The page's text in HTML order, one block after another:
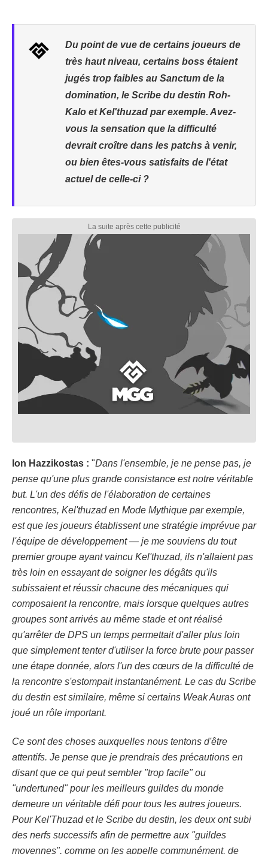
Du point de vue de certains joueurs de
très haut niveau, certains boss étaient
jugés trop faibles au Sanctum de la
domination, le Scribe du destin Roh-
Kalo et Kel'thuzad par exemple. Avez-
vous la sensation que la difficulté
devrait croître dans les patchs à venir,
ou bien êtes-vous satisfaits de l'état
actuel de celle-ci ?
Ion Hazzikostas : "Dans l'ensemble, je ne pense pas, je
pense qu'une plus grande consistance est notre véritable
but. L'un des défis de l'élaboration de certaines
rencontres, Kel'thuzad en Mode Mythique par exemple,
est que les joueurs établissent une stratégie imprévue par
l'équipe de développement — je me souviens du tout
premier groupe ayant vaincu Kel'thuzad, ils n'allaient pas
très loin en essayant de soigner les dégâts qu'ils
subissaient et réussir chacune des mécaniques qui
composaient la rencontre, mais lorsque quelques autres
groupes sont arrivés au même stade et ont réalisé
qu'arrêter de DPS un temps permettait d'aller plus loin
que simplement tenter d'utiliser la force brute pour passer
une étape donnée, alors l'un des cœurs de la difficulté de
la rencontre s'estompait instantanément. Le cas du Scribe
du destin est similaire, même si certains Weak Auras ont
joué un rôle important.
Ce sont des choses auxquelles nous tentons d'être
attentifs. Je pense que je prendrais des précautions en
disant que ce qui peut sembler "trop facile" ou
"undertuned" pour les meilleurs guildes du monde
demeure un véritable défi pour tous les autres joueurs.
Pour Kel'Thuzad et le Scribe du destin, les deux ont subi
des nerfs successifs afin de permettre aux "guildes
moyennes", comme on les appelle communément, de